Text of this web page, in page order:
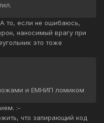
А то, если не ошибаюсь,
наносимый врагу при
это тоже
ножами и ЕМНИП ломиком
:-
что запирающий код